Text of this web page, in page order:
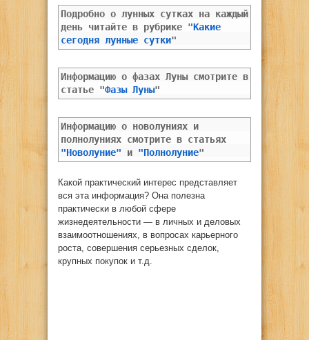
Подробно о лунных сутках на каждый
день читайте в рубрике "Какие
сегодня лунные сутки"
Информацию о фазах Луны смотрите в
статье "Фазы Луны"
Информацию о новолуниях и
полнолуниях смотрите в статьях
"Новолуние" и "Полнолуние"
Какой практический интерес представляет
вся эта информация? Она полезна
практически в любой сфере
жизнедеятельности — в личных и деловых
взаимоотношениях, в вопросах карьерного
роста, совершения серьезных сделок,
крупных покупок и т.д.